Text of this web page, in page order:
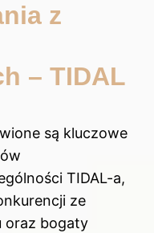
z
– TIDAL
są kluczowe
TIDAL-a,
ze
oraz bogaty